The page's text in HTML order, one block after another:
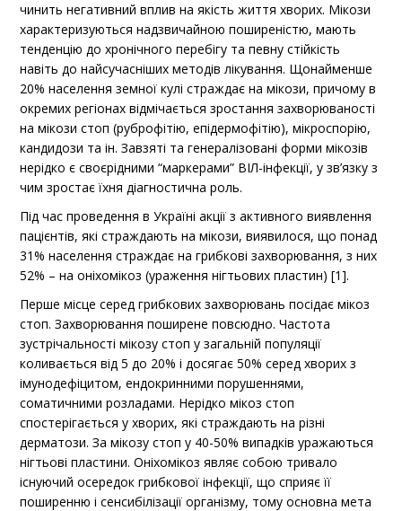
чинить негативний вплив на якість життя хворих. Мікози
характеризуються надзвичайною поширеністю, мають
тенденцію до хронічного перебігу та певну стійкість
навіть до найсучасніших методів лікування. Щонайменше
20% населення земної кулі страждає на мікози, причому в
окремих регіонах відмічається зростання захворюваності
на мікози стоп (руброфітію, епідермофітію), мікроспорію,
кандидози та ін. Завзяті та генералізовані форми мікозів
нерідко є своєрідними “маркерами” ВІЛ-інфекції, у зв’язку з
чим зростає їхня діагностична роль.
Під час проведення в Україні акції з активного виявлення
пацієнтів, які страждають на мікози, виявилося, що понад
31% населення страждає на грибкові захворювання, з них
52% – на оніхомікоз (ураження нігтьових пластин) [1].
Перше місце серед грибкових захворювань посідає мікоз
стоп. Захворювання поширене повсюдно. Частота
зустрічальності мікозу стоп у загальній популяції
коливається від 5 до 20% і досягає 50% серед хворих з
імунодефіцитом, ендокринними порушеннями,
соматичними розладами. Нерідко мікоз стоп
спостерігається у хворих, які страждають на різні
дерматози. За мікозу стоп у 40-50% випадків уражаються
нігтьові пластини. Оніхомікоз являє собою тривало
існуючий осередок грибкової інфекції, що сприяє її
поширенню і сенсибілізації організму, тому основна мета